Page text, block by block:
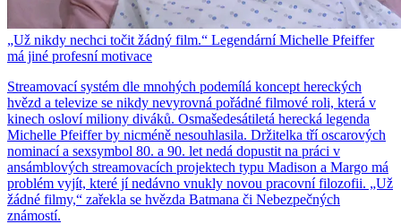
„Už nikdy nechci točit žádný film.“ Legendární Michelle Pfeiffer
má jiné profesní motivace
Streamovací systém dle mnohých podemílá koncept hereckých
hvězd a televize se nikdy nevyrovná pořádné filmové roli, která v
kinech osloví miliony diváků. Osmašedesátiletá herecká legenda
Michelle Pfeiffer by nicméně nesouhlasila. Držitelka tří oscarových
nominací a sexsymbol 80. a 90. let nedá dopustit na práci v
ansámblových streamovacích projektech typu Madison a Margo má
problém vyjít, které jí nedávno vnukly novou pracovní filozofii. „Už
žádné filmy,“ zařekla se hvězda Batmana či Nebezpečných
známostí.